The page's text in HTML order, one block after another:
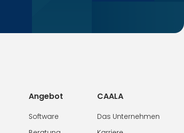
Angebot
Software
CAALA
Das Unternehmen